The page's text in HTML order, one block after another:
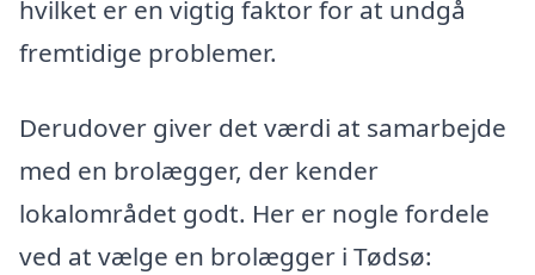
hvilket er en vigtig faktor for at undgå
fremtidige problemer.
Derudover giver det værdi at samarbejde
med en brolægger, der kender
lokalområdet godt. Her er nogle fordele
ved at vælge en brolægger i Tødsø: